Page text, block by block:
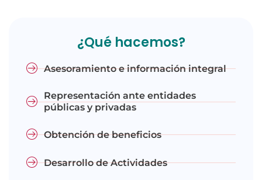
¿Qué hacemos?
Asesoramiento e información integral
Representación ante entidades
públicas y privadas
Obtención de beneficios
Desarrollo de Actividades